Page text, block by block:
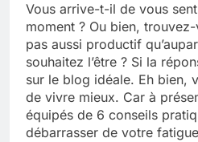
Vous arrive-t-il de vous
moment ? Ou bien,
pas aussi productif
souhaitez l’être ? Si la
sur le blog idéale. Eh bien,
de vivre mieux. Car à
équipés de 6 conseils
débarrasser de votre